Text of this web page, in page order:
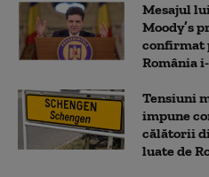
Mesajul
Moody’s
confirmat
România
Tensiuni
impune
călătorii
luate de